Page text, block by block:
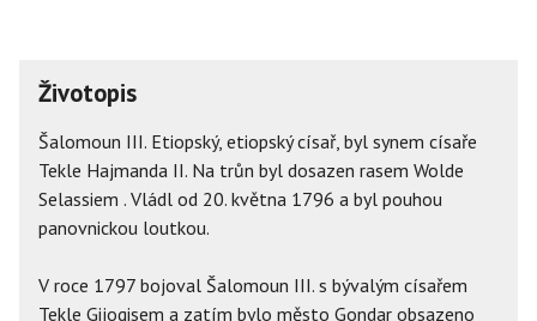
Životopis
Šalomoun III. Etiopský, etiopský císař, byl synem císaře
Tekle Hajmanda II. Na trůn byl dosazen rasem Wolde
Selassiem . Vládl od 20. května 1796 a byl pouhou
panovnickou loutkou.
V roce 1797 bojoval Šalomoun III. s bývalým císařem
Tekle Gijogisem a zatím bylo město Gondar obsazeno